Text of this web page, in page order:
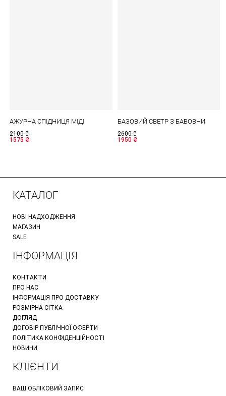
АЖУРНА СПІДНИЦЯ МІДІ
2100₴
1575 ₴
БАЗОВИЙ СВЕТР З БАВОВНИ
2600₴
1950 ₴
КАТАЛОГ
НОВІ НАДХОДЖЕННЯ
МАГАЗИН
SALE
ІНФОРМАЦІЯ
КОНТАКТИ
ПРО НАС
ІНФОРМАЦІЯ ПРО ДОСТАВКУ
РОЗМІРНА СІТКА
ДОГЛЯД
ДОГОВІР ПУБЛІЧНОЇ ОФЕРТИ
ПОЛІТИКА КОНФІДЕНЦІЙНОСТІ
НОВИНИ
КЛІЄНТИ
ВАШ ОБЛІКОВИЙ ЗАПИС